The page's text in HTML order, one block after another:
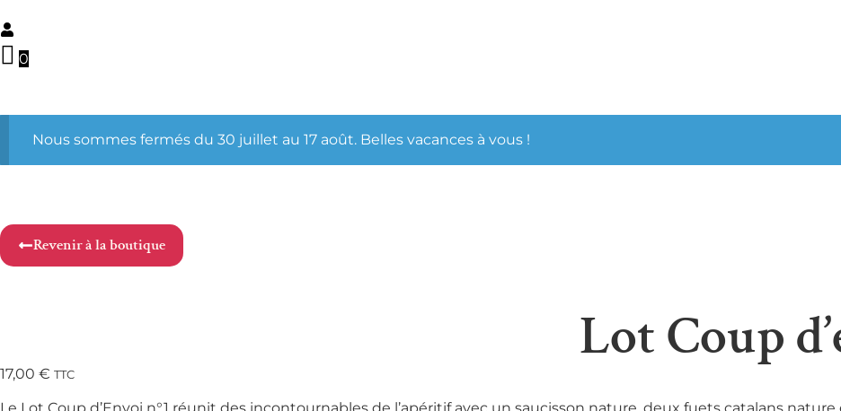
0
Nous sommes fermés du 30 juillet au 17 août. Belles vacances à vous !
Revenir à la boutique
Lot Coup
17,00 € TTC